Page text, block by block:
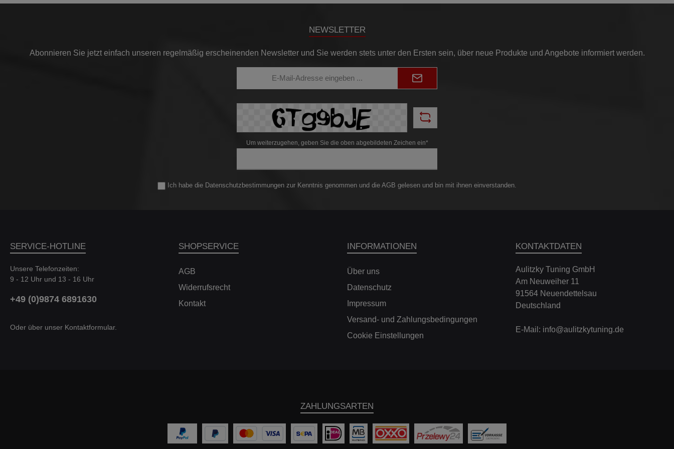
NEWSLETTER
Abonnieren Sie jetzt einfach unseren regelmäßig erscheinenden Newsletter und Sie werden stets unter den Ersten sein, über neue Produkte und Angebote informiert werden.
Mail-
Adresse*
Um weiterzugehen, geben Sie die oben abgebildeten Zeichen ein*
Ich habe die Datenschutzbestimmungen zur Kenntnis genommen und die AGB gelesen und bin mit ihnen einverstanden.
SERVICE-HOTLINE
Unsere Telefonzeiten:
9 - 12 Uhr und 13 - 16 Uhr
+49 (0)9874 6891630
Oder über unser Kontaktformular.
SHOPSERVICE
AGB
Widerrufsrecht
Kontakt
INFORMATIONEN
Über uns
Datenschutz
Impressum
Versand- und Zahlungsbedingungen
Cookie Einstellungen
KONTAKTDATEN
Aulitzky Tuning GmbH
Am Neuweiher 11
91564 Neuendettelsau
Deutschland
E-Mail: info@aulitzkytuning.de
ZAHLUNGSARTEN